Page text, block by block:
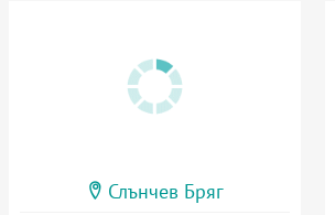
Слънчев Бряг